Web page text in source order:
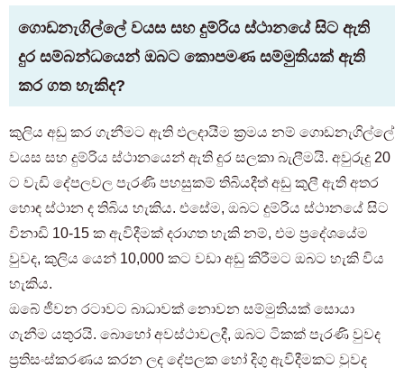
ගොඩනැගිල්ලේ වයස සහ දුම්රිය ස්ථානයේ සිට ඇති
දුර සම්බන්ධයෙන් ඔබට කොපමණ සම්මුතියක් ඇති
කර ගත හැකිද?
කුලිය අඩු කර ගැනීමට ඇති ඵලදායීම ක්‍රමය නම් ගොඩනැගිල්ලේ
වයස සහ දුම්රිය ස්ථානයෙන් ඇති දුර සලකා බැලීමයි. අවුරුදු 20
ට වැඩි දේපලවල පැරණි පහසුකම් තිබියදීත් අඩු කුලී ඇති අතර
හොඳ ස්ථාන ද තිබිය හැකිය. එසේම, ඔබට දුම්රිය ස්ථානයේ සිට
විනාඩි 10-15 ක ඇවිදීමක් දරාගත හැකි නම්, එම ප්‍රදේශයේම
වුවද, කුලිය යෙන් 10,000 කට වඩා අඩු කිරීමට ඔබට හැකි විය
හැකිය.
ඔබේ ජීවන රටාවට බාධාවක් නොවන සම්මුතියක් සොයා
ගැනීම යතුරයි. බොහෝ අවස්ථාවලදී, ඔබට ටිකක් පැරණි වුවද
ප්‍රතිසංස්කරණය කරන ලද දේපලක හෝ දිගු ඇවිදීමකට වුවද